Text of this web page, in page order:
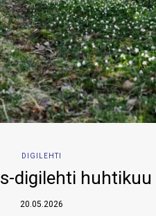
DIGILEHTI
digilehti huhtikuu
20.05.2026